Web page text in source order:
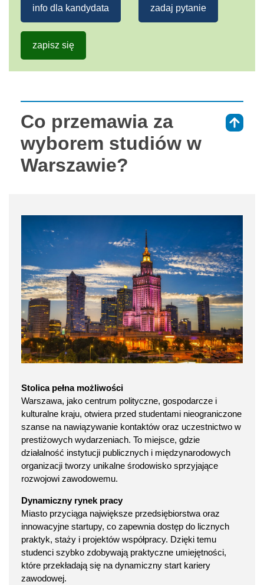
info dla kandydata zadaj pytanie
zapisz się
Co przemawia za
wyborem studiów w
Warszawie?
Stolica pełna możliwości
Warszawa, jako centrum polityczne, gospodarcze i
kulturalne kraju, otwiera przed studentami nieograniczone
szanse na nawiązywanie kontaktów oraz uczestnictwo w
prestiżowych wydarzeniach. To miejsce, gdzie
działalność instytucji publicznych i międzynarodowych
organizacji tworzy unikalne środowisko sprzyjające
rozwojowi zawodowemu.
Dynamiczny rynek pracy
Miasto przyciąga największe przedsiębiorstwa oraz
innowacyjne startupy, co zapewnia dostęp do licznych
praktyk, staży i projektów współpracy. Dzięki temu
studenci szybko zdobywają praktyczne umiejętności,
które przekładają się na dynamiczny start kariery
zawodowej.